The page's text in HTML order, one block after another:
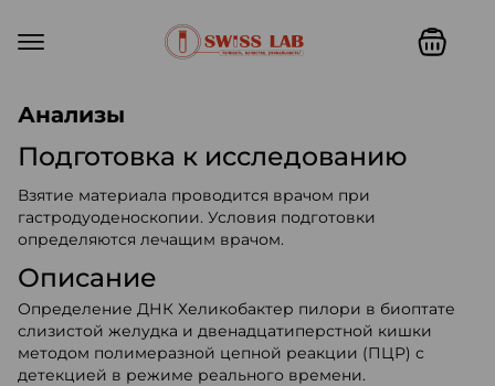
Анализы
Подготовка к исследованию
Взятие материала проводится врачом при
гастродуоденоскопии. Условия подготовки
определяются лечащим врачом.
Описание
Определение ДНК Хеликобактер пилори в биоптате
слизистой желудка и двенадцатиперстной кишки
методом полимеразной цепной реакции (ПЦР) с
детекцией в режиме реального времени.